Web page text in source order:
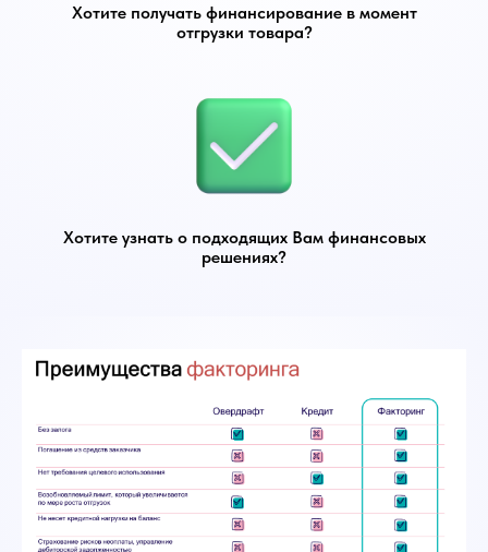
Хотите получать финансирование в момент
отгрузки товара?
Хотите узнать о подходящих Вам финансовых
решениях?